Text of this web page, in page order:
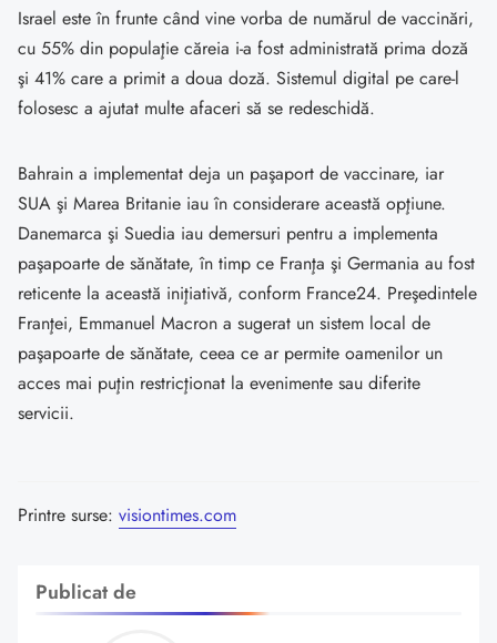
Israel este în frunte când vine vorba de numărul de vaccinări,
cu 55% din populaţie căreia i-a fost administrată prima doză
şi 41% care a primit a doua doză. Sistemul digital pe care-l
folosesc a ajutat multe afaceri să se redeschidă.
Bahrain a implementat deja un paşaport de vaccinare, iar
SUA şi Marea Britanie iau în considerare această opţiune.
Danemarca şi Suedia iau demersuri pentru a implementa
paşapoarte de sănătate, în timp ce Franţa şi Germania au fost
reticente la această iniţiativă, conform France24. Preşedintele
Franţei, Emmanuel Macron a sugerat un sistem local de
paşapoarte de sănătate, ceea ce ar permite oamenilor un
acces mai puţin restricţionat la evenimente sau diferite
servicii.
Printre surse: visiontimes.com
Publicat de